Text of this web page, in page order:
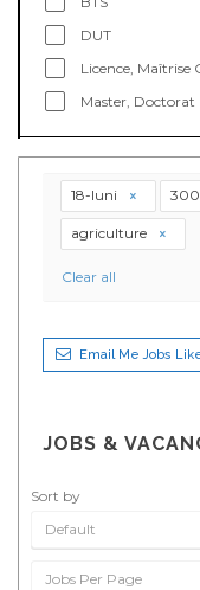
DUT
Licence, Maîtrise
Master,
18-luni
agriculture
Clear all
Email Me Jobs
JOBS &
Sort by
Default
Jobs Per Page